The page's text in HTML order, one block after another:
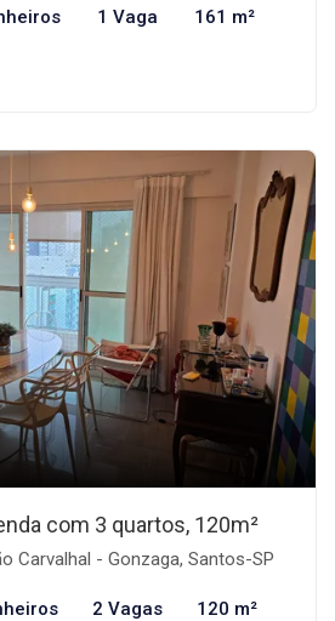
1 Vaga 161 m²
com 3 quartos, 120m²
Carvalhal - Gonzaga, Santos-SP
2 Vagas 120 m²